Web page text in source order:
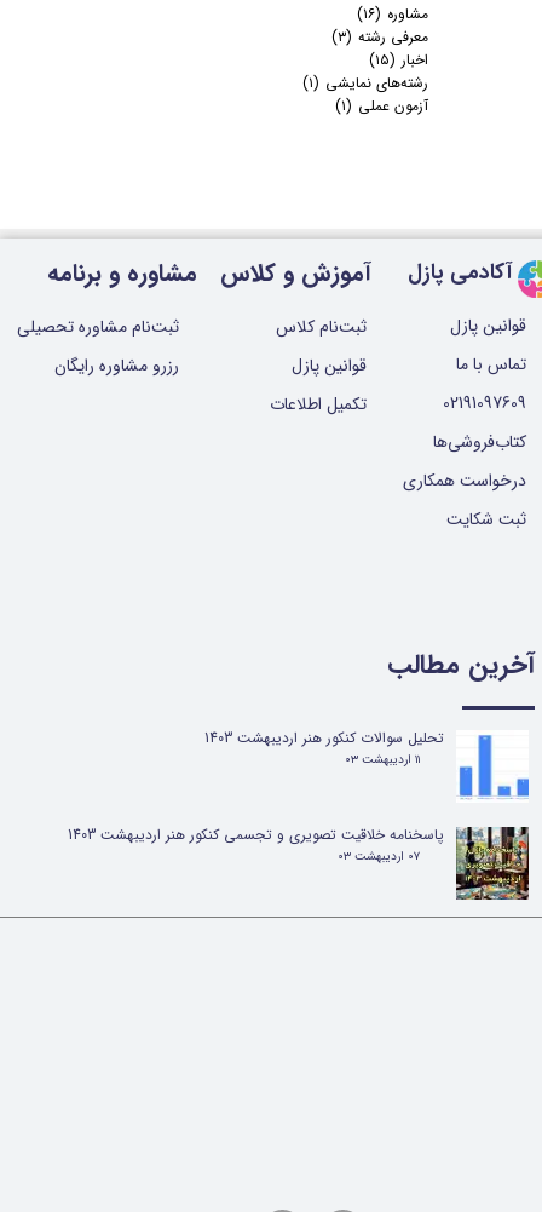
مشاوره (۱۶)
معرفی رشته (۳)
اخبار (۱۵)
رشته‌های نمایشی (۱)
آزمون عملی (۱)
مشاوره و برنامه
ثبت‌نام مشاوره تحصیلی
رزرو مشاوره رایگان
آخرین مطالب
تحلیل سوالات کنکور هنر اردیبهشت 1403
۱۱ اردیبهشت ۰۳
پاسخنامه خلاقیت تصویری و تجسمی کنکور هنر اردیبهشت 1403
۰۷ اردیبهشت ۰۳
آموزش و کلاس
ثبت‌نام کلاس
قوانین پازل
تکمیل اطلاعات
آکادمی پازل
قوانین پازل
تماس با ما
02191097609
کتاب‌فروشی‌ها
درخواست همکاری
ثبت شکایت